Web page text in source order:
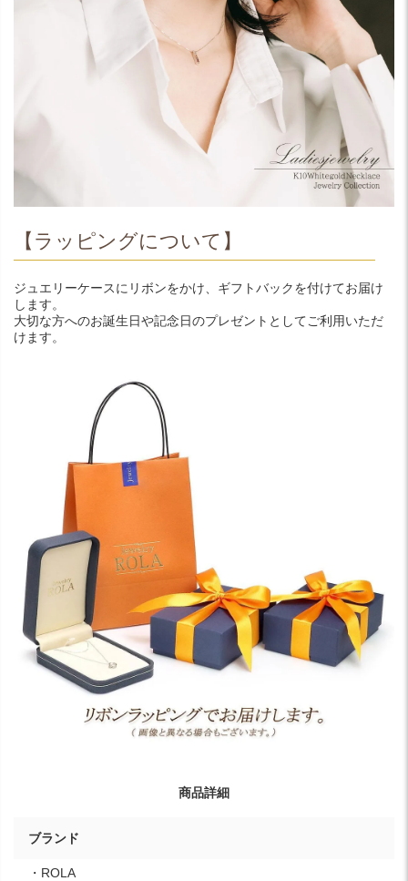
【ラッピングについて】
ジュエリーケースにリボンをかけ、ギフトバックを付けてお届け
します。
大切な方へのお誕生日や記念日のプレゼントとしてご利用いただ
けます。
商品詳細
ブランド
・ROLA